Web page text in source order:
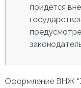
придется
Оформление ВНЖ